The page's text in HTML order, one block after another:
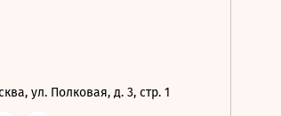
ул. Полковая, д. 3, стр. 1